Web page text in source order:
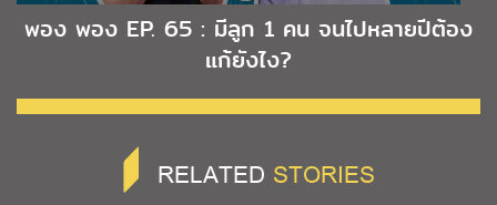
พอง พอง EP. 65 : มีลูก 1 คน จนไปหลายปีต้อง
แก้ยังไง?
RELATED STORIES